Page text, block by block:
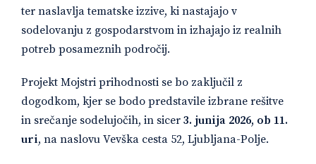
ter naslavlja tematske izzive, ki nastajajo v
sodelovanju z gospodarstvom in izhajajo iz realnih
potreb posameznih področij.
Projekt Mojstri prihodnosti se bo zaključil z
dogodkom, kjer se bodo predstavile izbrane rešitve
in srečanje sodelujočih, in sicer 3. junija 2026, ob 11.
uri, na naslovu Vevška cesta 52, Ljubljana-Polje.